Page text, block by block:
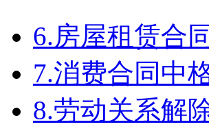
6.房屋租赁合
7.消费合同中
8.劳动关系解